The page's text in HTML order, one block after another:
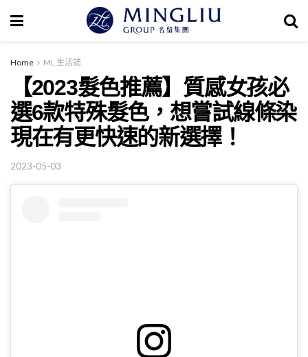
Home ML 生活誌
【2023髮色推薦】質感女孩必
選6款特殊髮色，想嘗試線條染
現在有更快速的新選擇！
2023-05-03